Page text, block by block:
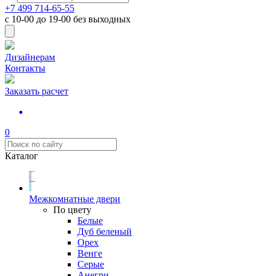
+7 499 714-65-55
с 10-00 до 19-00 без выходных
Дизайнерам
Контакты
Заказать расчет
0
Каталог
Межкомнатные двери
По цвету
Белые
Дуб беленый
Орех
Венге
Серые